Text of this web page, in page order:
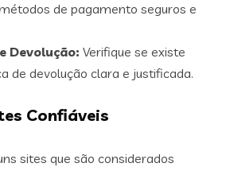
de pagamento seguros e
Devolução: Verifique se existe
de devolução clara e justificada.
Confiáveis
sites que são considerados